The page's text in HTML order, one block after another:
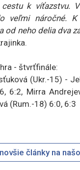
k víťazstvu.
veľmi náročné.
od neho delia dva
- štvrťfinále:
(Ukr.-15) -
6:2, Mirra
(Rum.-18) 6:0, 6:3
články na